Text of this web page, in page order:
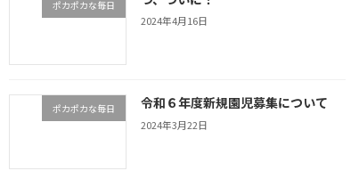
ポカポカな毎日
2024年4月16日
ポカポカな毎日 令和６年度新規園児募集について
2024年3月22日